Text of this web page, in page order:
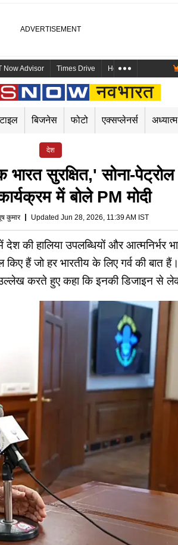
Now Advisor Times Drive Health and Me
बिजनेस फोटो एक्सप्लेनर्स अध्यात्म
देश
सुरक्षित,' सोना-पेट्रोल
में बोले PM मोदी
कुमार Updated Jun 28, 2026, 11:39 AM IST
की हालिया उपलब्धियों और आत्मनिर्भर
जो हर भारतीय के लिए गर्व की बात हैं।
करते हुए कहा कि इनकी डिजाइन से